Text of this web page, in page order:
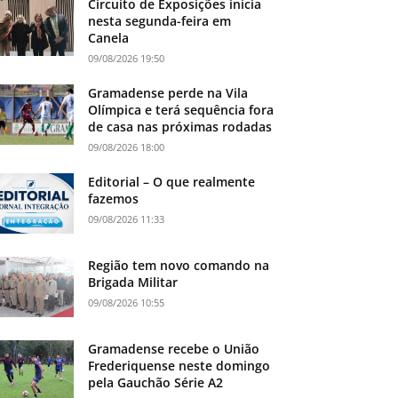
Circuito de Exposições inicia
nesta segunda-feira em
Canela
09/08/2026 19:50
Gramadense perde na Vila
Olímpica e terá sequência fora
de casa nas próximas rodadas
09/08/2026 18:00
Editorial – O que realmente
fazemos
09/08/2026 11:33
Região tem novo comando na
Brigada Militar
09/08/2026 10:55
Gramadense recebe o União
Frederiquense neste domingo
pela Gauchão Série A2